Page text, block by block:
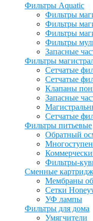
Фильтры Aquatic
Фильтры
Фильтры
Фильтры
Фильтры
Запасные
Фильтры
Сетчатые
Сетчатые
Клапаны
Запасные
Сетчатые
Фильтры питьевые
Обратный
Фильтры-
Сменные
Мембраны
Сетки
УФ лампы
Фильтры для дома
Умягчители